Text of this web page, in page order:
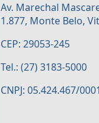
Av. Marechal
1.877, Monte Belo,
CEP: 29053-245
Tel.: (27) 3183-5000
CNPJ: 05.424.467/